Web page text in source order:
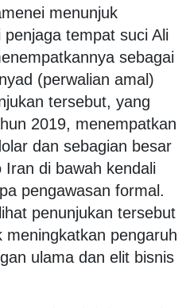
menunjuk
tempat suci Ali
sebagai
(perwalian amal)
tersebut, yang
2019, menempatkan
dan sebagian besar
di bawah kendali
pengawasan formal.
penunjukan tersebut
meningkatkan pengaruh
ulama dan elit bisnis